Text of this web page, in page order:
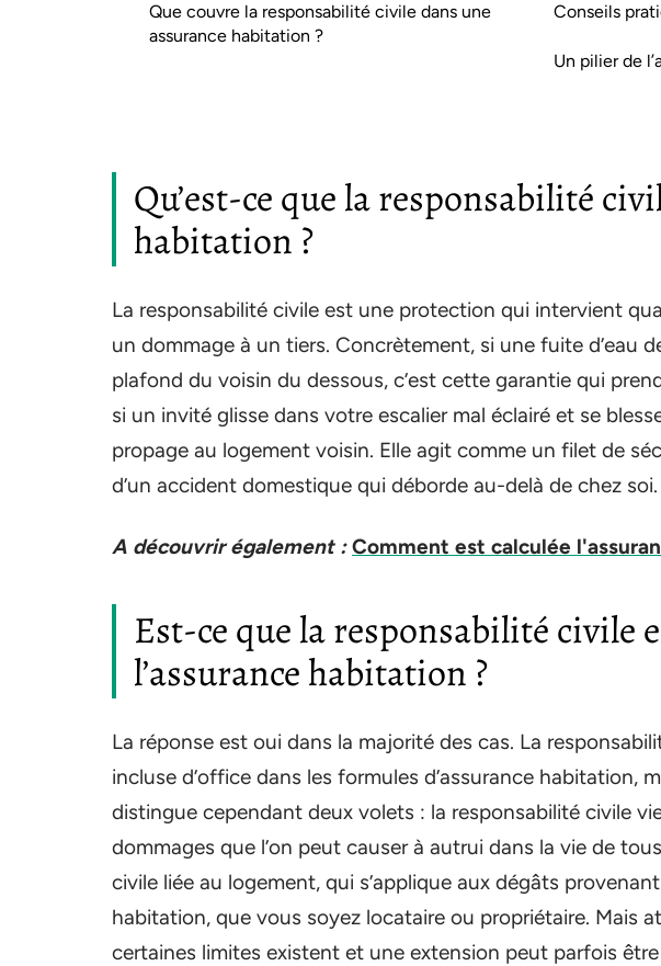
Que couvre la responsabilité civile dans une
assurance habitation ?
Conseils
Un pilier de
Qu’est-ce que la responsabilité
habitation ?
La responsabilité civile est une protection qui intervient
un dommage à un tiers. Concrètement, si une fuite d’eau
plafond du voisin du dessous, c’est cette garantie qui
si un invité glisse dans votre escalier mal éclairé et se
propage au logement voisin. Elle agit comme un filet de
d’un accident domestique qui déborde au-delà de chez soi.
A découvrir également : Comment est calculée
Est-ce que la responsabilité civile
l’assurance habitation ?
La réponse est oui dans la majorité des cas. La
incluse d’office dans les formules d’assurance habitation,
distingue cependant deux volets : la responsabilité civile
dommages que l’on peut causer à autrui dans la vie de
civile liée au logement, qui s’applique aux dégâts
habitation, que vous soyez locataire ou propriétaire. Mais
certaines limites existent et une extension peut parfois être